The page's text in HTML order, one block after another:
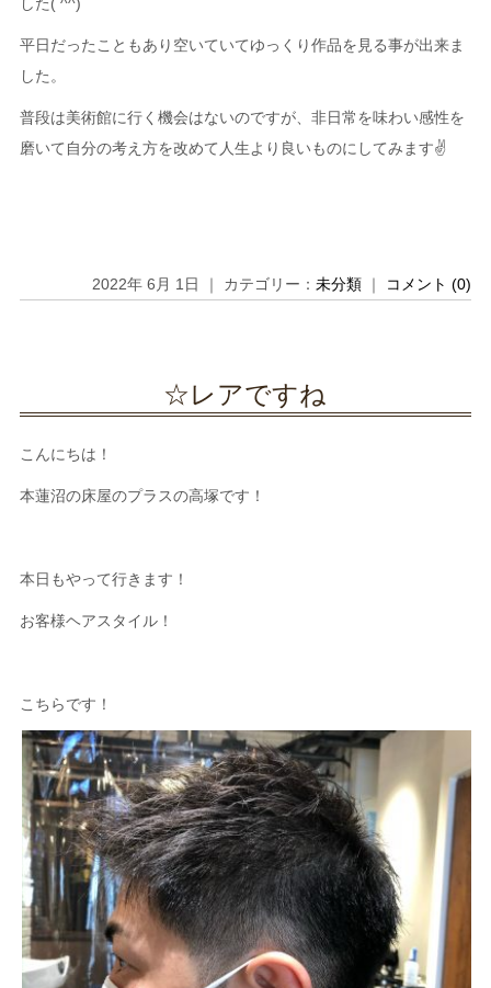
した( ^^)
平日だったこともあり空いていてゆっくり作品を見る事が出来ま
した。
普段は美術館に行く機会はないのですが、非日常を味わい感性を
磨いて自分の考え方を改めて人生より良いものにしてみます✌
2022年 6月 1日 ｜ カテゴリー：未分類 ｜ コメント (0)
☆レアですね
こんにちは！
本蓮沼の床屋のプラスの高塚です！
本日もやって行きます！
お客様ヘアスタイル！
こちらです！